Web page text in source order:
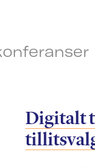
Digitalt